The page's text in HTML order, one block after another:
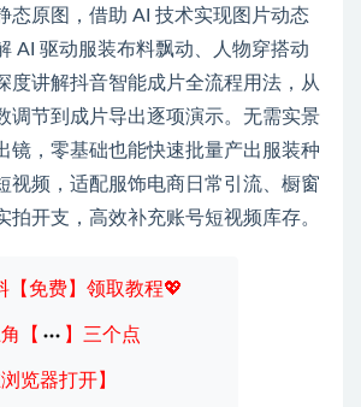
态原图，借助 AI 技术实现图片动态
AI 驱动服装布料飘动、人物穿搭动
度讲解抖音智能成片全流程用法，从
调节到成片导出逐项演示。无需实景
镜，零基础也能快速批量产出服装种
视频，适配服饰电商日常引流、橱窗
拍开支，高效补充账号短视频库存。
【免费】领取教程💖
【 】三个点
览器打开】